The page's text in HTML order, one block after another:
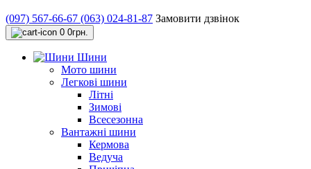
(097) 567-66-67 (063) 024-81-87 Замовити дзвінок
0 0грн.
Шини
Мото шини
Легкові шини
Літні
Зимові
Всесезонна
Вантажні шини
Кермова
Ведуча